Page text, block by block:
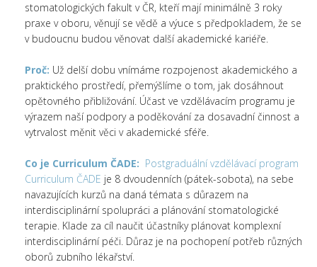
stomatologických fakult v ČR, kteří mají minimálně 3 roky
praxe v oboru, věnují se vědě a výuce s předpokladem, že se
v budoucnu budou věnovat další akademické kariéře.
Proč: Už delší dobu vnímáme rozpojenost akademického a
praktického prostředí, přemýšlíme o tom, jak dosáhnout
opětovného přibližování. Účast ve vzdělávacím programu je
výrazem naší podpory a poděkování za dosavadní činnost a
vytrvalost měnit věci v akademické sféře.
Co je Curriculum ČADE: Postgraduální vzdělávací program
Curriculum ČADE je 8 dvoudenních (pátek-sobota), na sebe
navazujících kurzů na daná témata s důrazem na
interdisciplinární spolupráci a plánování stomatologické
terapie. Klade za cíl naučit účastníky plánovat komplexní
interdisciplinární péči. Důraz je na pochopení potřeb různých
oborů zubního lékařství.